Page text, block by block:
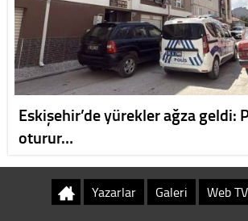
Eskişehir’de yürekler ağza geldi:
oturur…
Yazarlar Galeri Web TV